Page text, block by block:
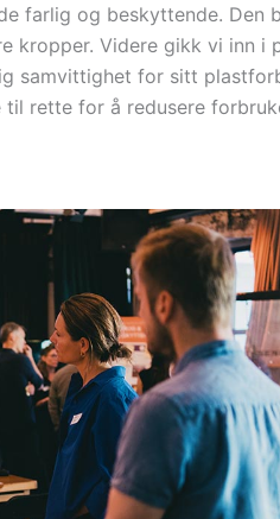
farlig og beskyttende.
kropper. Videre gikk vi
samvittighet for sitt
til rette for å redusere